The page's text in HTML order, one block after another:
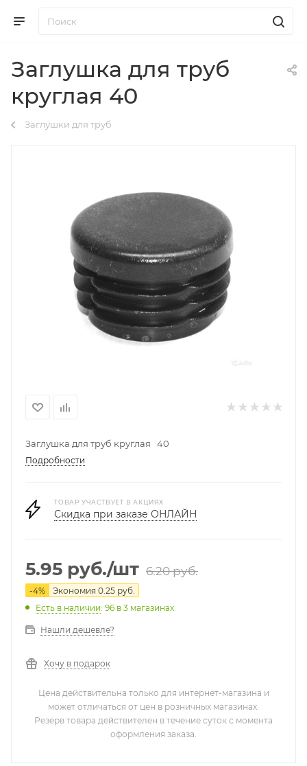
Заглушка для труб
круглая 40
Заглушки для труб
Заглушка для труб круглая 40
Подробности
ТОВАР УЧАСТВУЕТ В АКЦИЯХ
Скидка при заказе ОНЛАЙН
5.95 руб./шт 6.20руб.
-4% Экономия 0.25 руб.
Есть в наличии: 96 в 3 магазинах
Нашли дешевле?
Хочу в подарок
Цена действительна только для интернет-магазина и
может отличаться от цен в розничных магазинах.
Резерв товара действителен в течение суток с момента
оформления заказа.